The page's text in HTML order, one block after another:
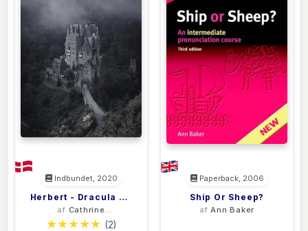
Indbundet, 2020
Herbert - Dracula Og
Det Grå Slot
af Cathrine
Fabricius (2)
Paperback, 2006
Ship Or Sheep?
afAnn Baker